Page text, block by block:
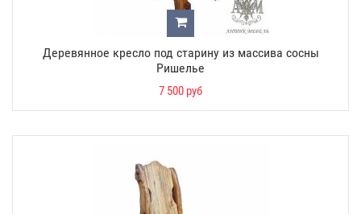
Деревянное кресло под старину из массива сосны
Ришелье
7 500 руб